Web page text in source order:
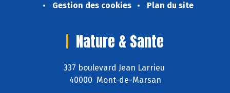
Gestion des cookies
Plan du site
Nature & Sante
337 boulevard Jean Larrieu
40000 Mont-de-Marsan